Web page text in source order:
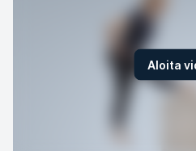
Aloita